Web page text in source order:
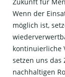
Wenn der
möglich ist,
kontinuierliche
setzen uns das
nachhaltigen